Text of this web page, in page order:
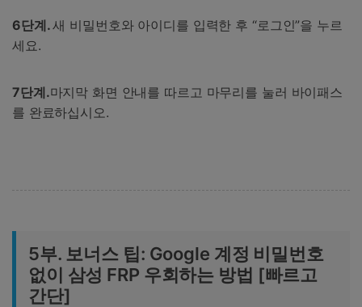
6단계.새 비밀번호와 아이디를 입력한 후 “로그인”을 누르
세요.
7단계.마지막 화면 안내를 따르고 마무리를 눌러 바이패스
를 완료하십시오.
5부. 보너스 팁: Google 계정 비밀번호
없이 삼성 FRP 우회하는 방법 [빠르고
간단]